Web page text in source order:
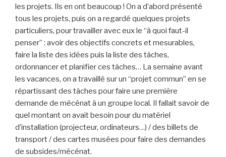
les projets. Ils en ont beaucoup ! On a d’abord présenté
tous les projets, puis on a regardé quelques projets
particuliers, pour travailler avec eux le “à quoi faut-il
penser” : avoir des objectifs concrets et mesurables,
faire la liste des idées puis la liste des tâches,
ordonnancer et planifier ces tâches… La semaine avant
les vacances, on a travaillé sur un “projet commun” en se
répartissant des tâches pour faire une première
demande de mécénat à un groupe local. Il fallait savoir de
quel montant on avait besoin pour du matériel
d’installation (projecteur, ordinateurs…) / des billets de
transport / des cartes musées pour faire des demandes
de subsides/mécénat.